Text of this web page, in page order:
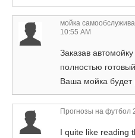
мойка
10:55 AM
Заказав
полностью
Ваша мойка будет
Прогнозы на футбол
I quite like reading